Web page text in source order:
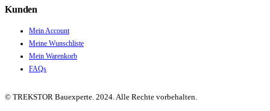
Kunden
Mein Account
Meine Wunschliste
Mein Warenkorb
FAQs
© TREKSTOR Bauexperte. 2024. Alle Rechte vorbehalten.